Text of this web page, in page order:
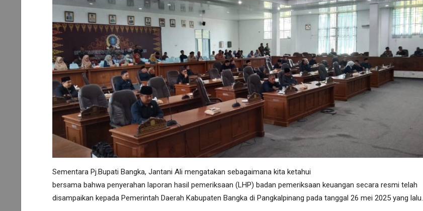
Sementara Pj.Bupati Bangka, Jantani Ali mengatakan sebagaimana kita ketahui
bersama bahwa penyerahan laporan hasil pemeriksaan (LHP) badan pemeriksaan keuangan secara resmi telah
disampaikan kepada Pemerintah Daerah Kabupaten Bangka di Pangkalpinang pada tanggal 26 mei 2025 yang lalu.